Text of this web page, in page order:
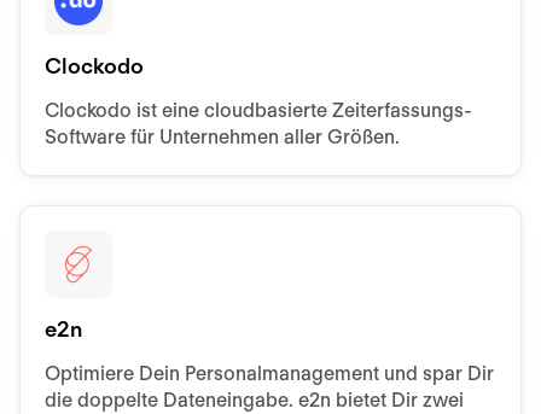
Clockodo
Clockodo ist eine cloudbasierte Zeiterfassungs-
Software für Unternehmen aller Größen.
e2n
Optimiere Dein Personalmanagement und spar Dir
die doppelte Dateneingabe. e2n bietet Dir zwei